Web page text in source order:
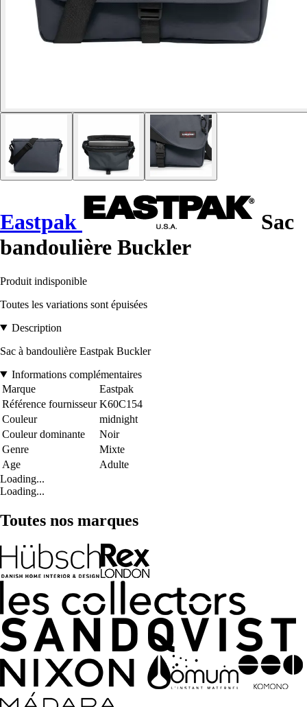
Eastpak
Sac
bandoulière Buckler
Produit indisponible
Toutes les variations sont épuisées
Description
Sac à bandoulière Eastpak Buckler
Informations complémentaires
Marque
Eastpak
Référence fournisseur K60C154
Couleur
midnight
Couleur dominante
Noir
Genre
Mixte
Age
Adulte
Loading...
Loading...
Toutes nos marques